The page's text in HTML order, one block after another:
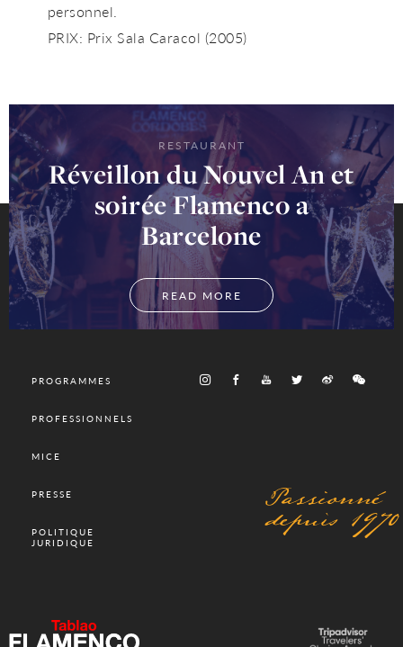
personnel.
PRIX: Prix Sala Caracol (2005)
RESTAURANT
Réveillon du Nouvel An et
soirée Flamenco a
Barcelone
READ MORE
PROGRAMMES
PROFESSIONNELS
MICE
PRESSE
POLITIQUE
JURIDIQUE
Passionné
depuis 1970